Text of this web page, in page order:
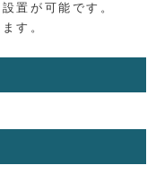
置が可能です。
す。